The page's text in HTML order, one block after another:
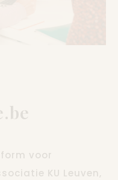
voor
KU Leuven,